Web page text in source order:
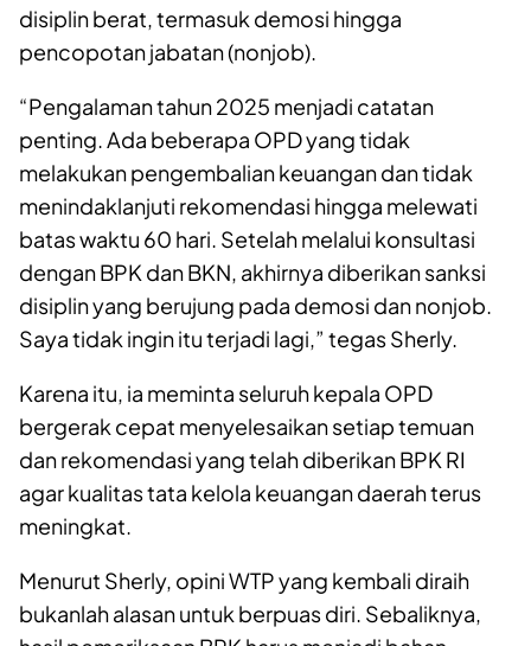
disiplin berat, termasuk demosi hingga
pencopotan jabatan (nonjob).
“Pengalaman tahun 2025 menjadi catatan
penting. Ada beberapa OPD yang tidak
melakukan pengembalian keuangan dan tidak
menindaklanjuti rekomendasi hingga melewati
batas waktu 60 hari. Setelah melalui konsultasi
dengan BPK dan BKN, akhirnya diberikan sanksi
disiplin yang berujung pada demosi dan nonjob.
Saya tidak ingin itu terjadi lagi,” tegas Sherly.
Karena itu, ia meminta seluruh kepala OPD
bergerak cepat menyelesaikan setiap temuan
dan rekomendasi yang telah diberikan BPK RI
agar kualitas tata kelola keuangan daerah terus
meningkat.
Menurut Sherly, opini WTP yang kembali diraih
bukanlah alasan untuk berpuas diri. Sebaliknya,